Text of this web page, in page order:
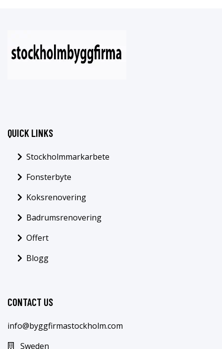
QUICK LINKS
Stockholmmarkarbete
Fonsterbyte
Koksrenovering
Badrumsrenovering
Offert
Blogg
CONTACT US
info@byggfirmastockholm.com
Sweden